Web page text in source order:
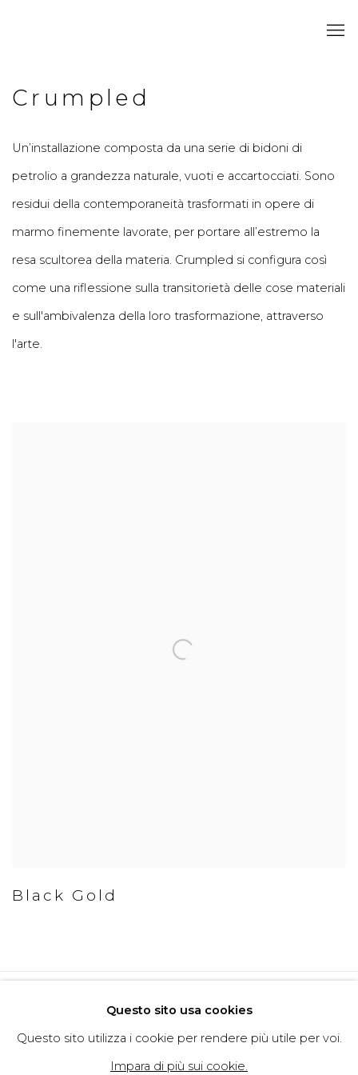
Crumpled
Un’installazione composta da una serie di bidoni di
petrolio a grandezza naturale, vuoti e accartocciati. Sono
residui della contemporaneità trasformati in opere di
marmo finemente lavorate, per portare all’estremo la
resa scultorea della materia. Crumpled si configura così
come una riflessione sulla transitorietà delle cose materiali
e sull'ambivalenza della loro trasformazione, attraverso
l'arte.
Black Gold
Politica della Privacy
Cookie Policy
Gestisci cookie
Copyright © 2026 Filippo Tincolini
Questo sito usa cookies
Questo sito utilizza i cookie per rendere più utile per voi.
Impara di più sui cookie.